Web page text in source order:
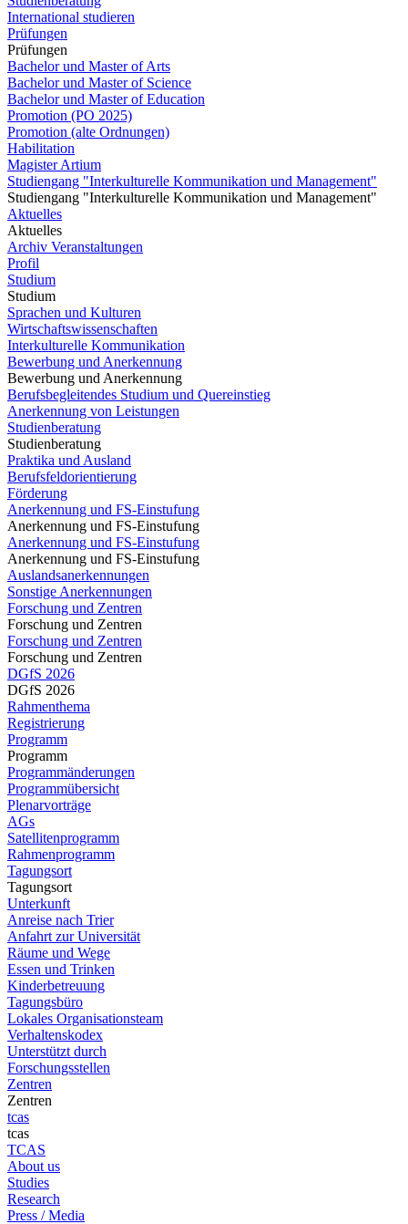
International studieren
Prüfungen
Prüfungen
Bachelor und Master of Arts
Bachelor und Master of Science
Bachelor und Master of Education
Promotion (PO 2025)
Promotion (alte Ordnungen)
Habilitation
Magister Artium
Studiengang "Interkulturelle Kommunikation und Management"
Studiengang "Interkulturelle Kommunikation und Management"
Aktuelles
Aktuelles
Archiv Veranstaltungen
Profil
Studium
Studium
Sprachen und Kulturen
Wirtschaftswissenschaften
Interkulturelle Kommunikation
Bewerbung und Anerkennung
Bewerbung und Anerkennung
Berufsbegleitendes Studium und Quereinstieg
Anerkennung von Leistungen
Studienberatung
Studienberatung
Praktika und Ausland
Berufsfeldorientierung
Förderung
Anerkennung und FS-Einstufung
Anerkennung und FS-Einstufung
Anerkennung und FS-Einstufung
Anerkennung und FS-Einstufung
Auslandsanerkennungen
Sonstige Anerkennungen
Forschung und Zentren
Forschung und Zentren
Forschung und Zentren
Forschung und Zentren
DGfS 2026
DGfS 2026
Rahmenthema
Registrierung
Programm
Programm
Programmänderungen
Programmübersicht
Plenarvorträge
AGs
Satellitenprogramm
Rahmenprogramm
Tagungsort
Tagungsort
Unterkunft
Anreise nach Trier
Anfahrt zur Universität
Räume und Wege
Essen und Trinken
Kinderbetreuung
Tagungsbüro
Lokales Organisationsteam
Verhaltenskodex
Unterstützt durch
Forschungsstellen
Zentren
Zentren
tcas
tcas
TCAS
About us
Studies
Research
Press / Media